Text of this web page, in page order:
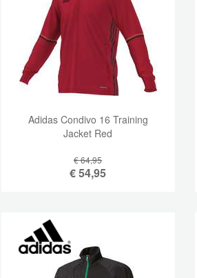
Adidas Condivo 16 Training
Jacket Red
€ 64,95
€54,95